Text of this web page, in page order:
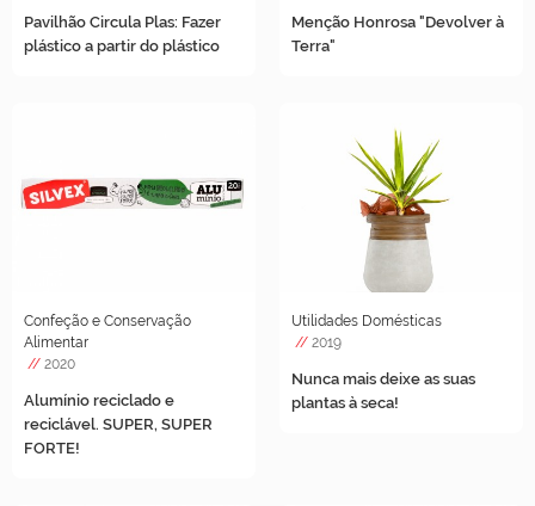
Pavilhão Circula Plas: Fazer
plástico a partir do plástico
Menção Honrosa "Devolver à
Terra"
Confeção e Conservação
Alimentar
// 2020
Alumínio reciclado e
reciclável. SUPER, SUPER
FORTE!
Utilidades Domésticas
// 2019
Nunca mais deixe as suas
plantas à seca!